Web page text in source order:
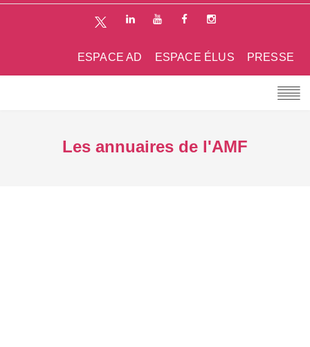
PRESSE
ESPACE ÉLUS
ESPACE AD
Les annuaires de l'AMF